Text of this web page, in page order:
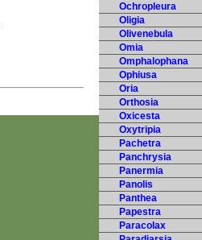
Ochropleura
Oligia
Olivenebula
Omia
Omphalophana
Ophiusa
Oria
Orthosia
Oxicesta
Oxytripia
Pachetra
Panchrysia
Panermia
Panolis
Panthea
Papestra
Paracolax